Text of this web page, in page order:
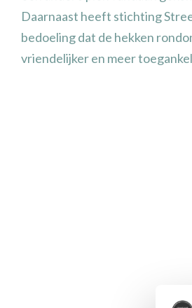
Daarnaast heeft stichting
bedoeling dat de hekken
vriendelijker en meer